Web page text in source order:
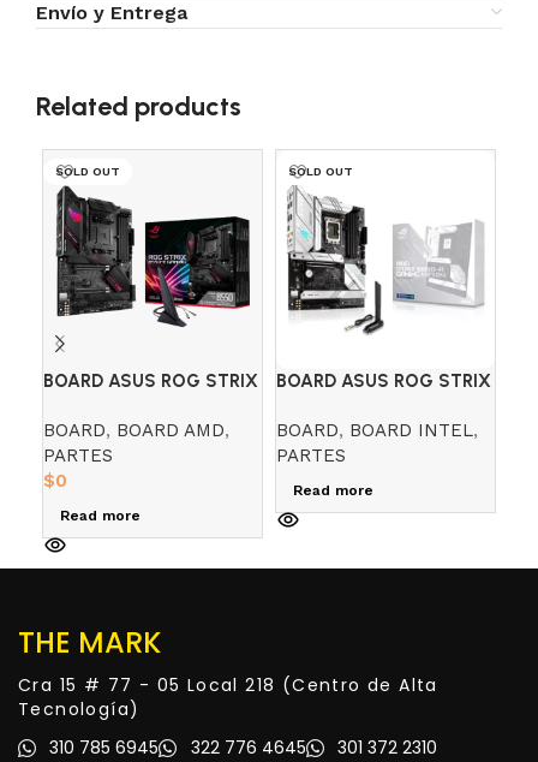
Envío y Entrega
Related products
SOLD OUT
BOARD ASUS ROG STRIX
(AMD)
BOARD, BOARD AMD,
PARTES
$0
Read more
SOLD OUT
BOARD ASUS ROG STRIX
BOARD, BOARD INTEL,
PARTES
Read more
THE MARK
Cra 15 # 77 - 05 Local 218 (Centro de Alta
Tecnología)
310 785 6945
322 776 4645 301 372 2310